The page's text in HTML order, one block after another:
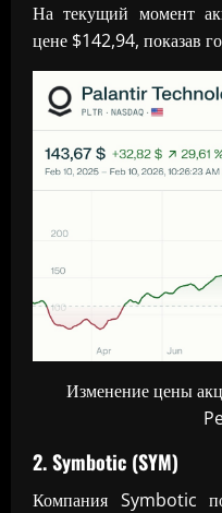
На текущий момент
цене $142,94, показав
Изменение цены
2. Symbotic (SYM)
Компания Symbotic